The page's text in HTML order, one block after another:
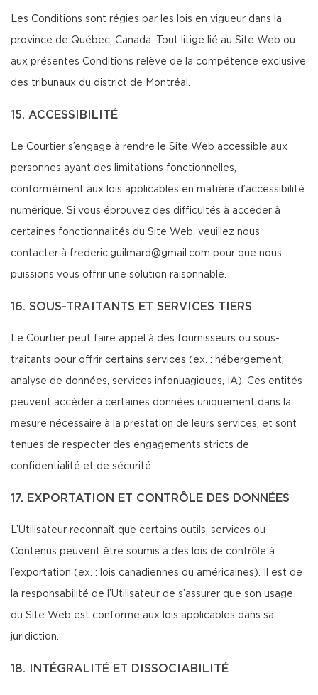
Les Conditions sont régies par les lois en vigueur dans la
province de Québec, Canada. Tout litige lié au Site Web ou
aux présentes Conditions relève de la compétence exclusive
des tribunaux du district de Montréal.
15. ACCESSIBILITÉ
Le Courtier s’engage à rendre le Site Web accessible aux
personnes ayant des limitations fonctionnelles,
conformément aux lois applicables en matière d’accessibilité
numérique. Si vous éprouvez des difficultés à accéder à
certaines fonctionnalités du Site Web, veuillez nous
contacter à frederic.guilmard@gmail.com pour que nous
puissions vous offrir une solution raisonnable.
16. SOUS-TRAITANTS ET SERVICES TIERS
Le Courtier peut faire appel à des fournisseurs ou sous-
traitants pour offrir certains services (ex. : hébergement,
analyse de données, services infonuagiques, IA). Ces entités
peuvent accéder à certaines données uniquement dans la
mesure nécessaire à la prestation de leurs services, et sont
tenues de respecter des engagements stricts de
confidentialité et de sécurité.
17. EXPORTATION ET CONTRÔLE DES DONNÉES
L’Utilisateur reconnaît que certains outils, services ou
Contenus peuvent être soumis à des lois de contrôle à
l’exportation (ex. : lois canadiennes ou américaines). Il est de
la responsabilité de l’Utilisateur de s’assurer que son usage
du Site Web est conforme aux lois applicables dans sa
juridiction.
18. INTÉGRALITÉ ET DISSOCIABILITÉ